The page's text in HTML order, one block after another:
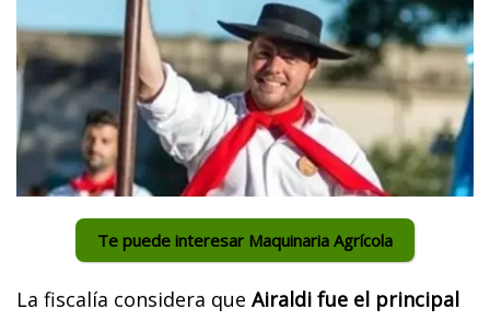
Te puede interesar Maquinaria Agrícola
La fiscalía considera que Airaldi fue el principal